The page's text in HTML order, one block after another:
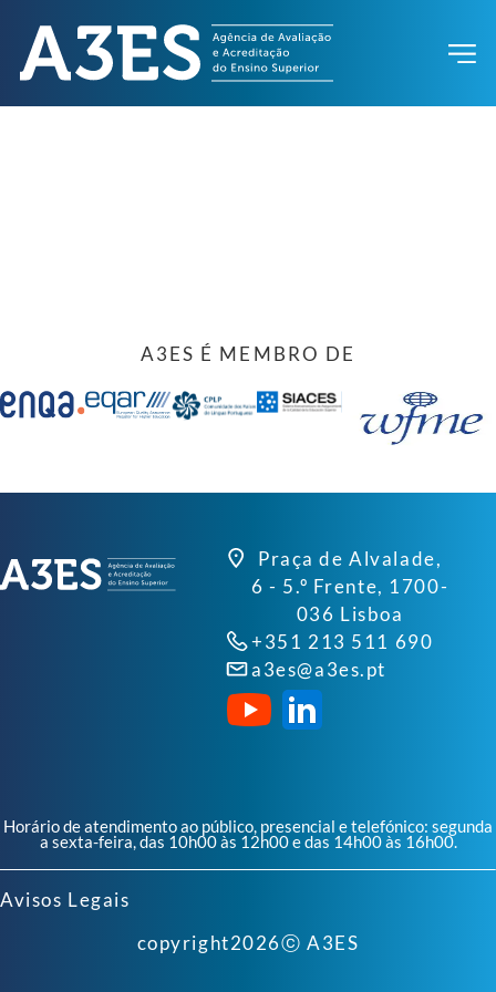
A3ES É MEMBRO DE
Praça de Alvalade,
6 - 5.º Frente, 1700-
036 Lisboa
+351 213 511 690
a3es@a3es.pt
Horário de atendimento ao público, presencial e telefónico: segunda
a sexta-feira, das 10h00 às 12h00 e das 14h00 às 16h00.
Avisos Legais
copyright2026ⓒ A3ES